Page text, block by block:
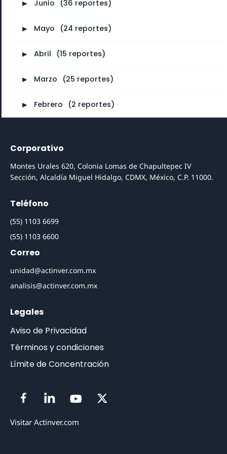
► Junio (36 reportes)
► Mayo (24 reportes)
► Abril (15 reportes)
► Marzo (25 reportes)
► Febrero (2 reportes)
Corporativo
Montes Urales 620, Colonia Lomas de Chapultepec IV
Sección, Alcaldía Miguel Hidalgo, CDMX, México, C.P. 11000.
Teléfono
(55) 1103 6699
(55) 1103 6600
Correo
unidad@actinver.com.mx
analisis@actinver.com.mx
Legales
Aviso de Privacidad
Términos y condiciones
Límite de Concentración
Visitar Actinver.com